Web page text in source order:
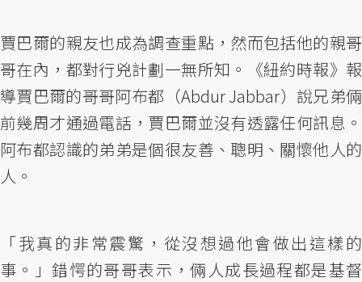
賈巴爾的親友也成為調查重點，然而包括他的親哥
哥在內，都對行兇計劃一無所知。《紐約時報》報
導賈巴爾的哥哥阿布都（Abdur Jabbar）說兄弟倆
前幾周才通過電話，賈巴爾並沒有透露任何訊息。
阿布都認識的弟弟是個很友善、聰明、關懷他人的
人。
「我真的非常震驚，從沒想過他會做出這樣的
事。」錯愕的哥哥表示，倆人成長過程都是基督